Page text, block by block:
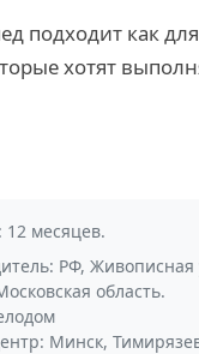
подходит как
хотят
12 месяцев.
РФ,
область.
Минск,